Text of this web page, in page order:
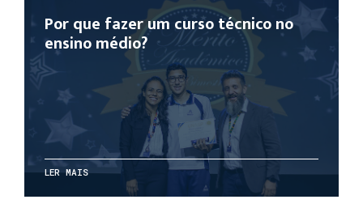
Por que fazer um curso técnico no
ensino médio?
LER MAIS